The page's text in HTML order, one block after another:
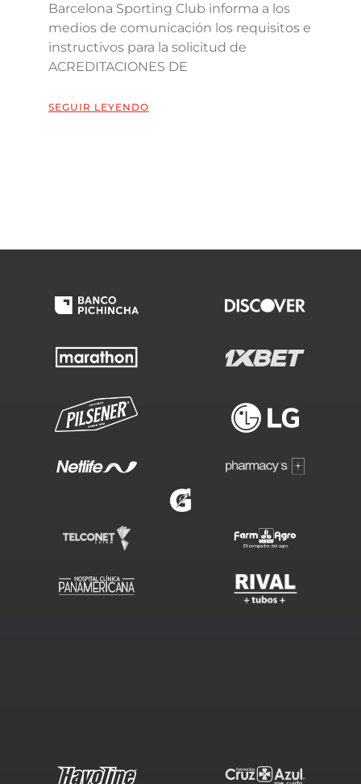
Barcelona Sporting Club informa a los
medios de comunicación los requisitos e
instructivos para la solicitud de
ACREDITACIONES DE
SEGUIR LEYENDO